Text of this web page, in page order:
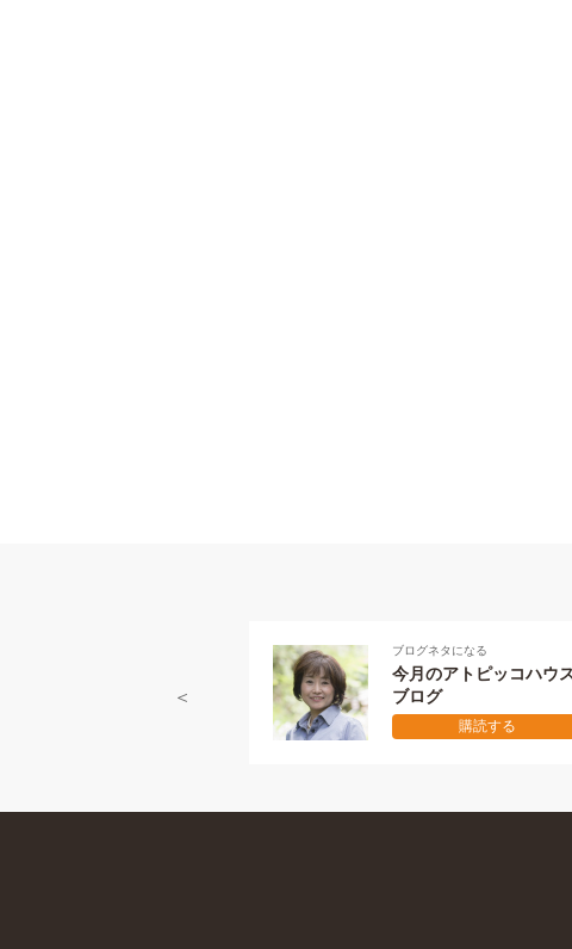
ブログネタになる
今月のアトピッコハウス
購読する